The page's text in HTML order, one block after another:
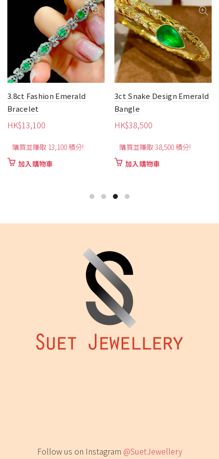
3.8ct Fashion Emerald
Bracelet
HK$13,100
購買並賺取 13,100 積分!
加入購物車
3ct Snake Design Emerald
Bangle
HK$38,500
購買並賺取 38,500 積分!
加入購物車
Follow us on Instagram @SuetJewellery